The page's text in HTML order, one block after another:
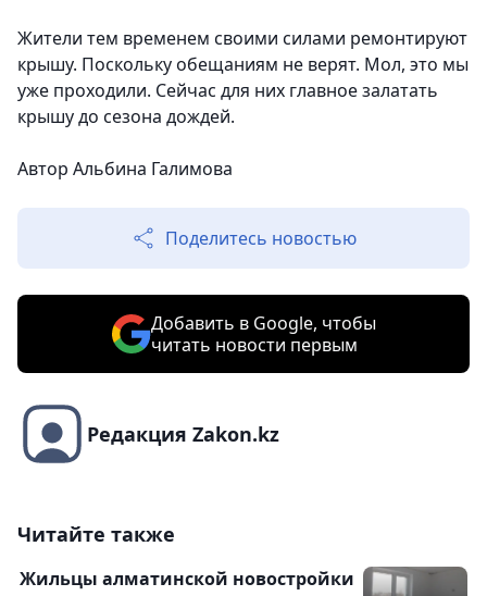
Жители тем временем своими силами ремонтируют
крышу. Поскольку обещаниям не верят. Мол, это мы
уже проходили. Сейчас для них главное залатать
крышу до сезона дождей.
Автор Альбина Галимова
Поделитесь новостью
Добавить в Google, чтобы
читать новости первым
Редакция Zakon.kz
Читайте также
Жильцы алматинской новостройки